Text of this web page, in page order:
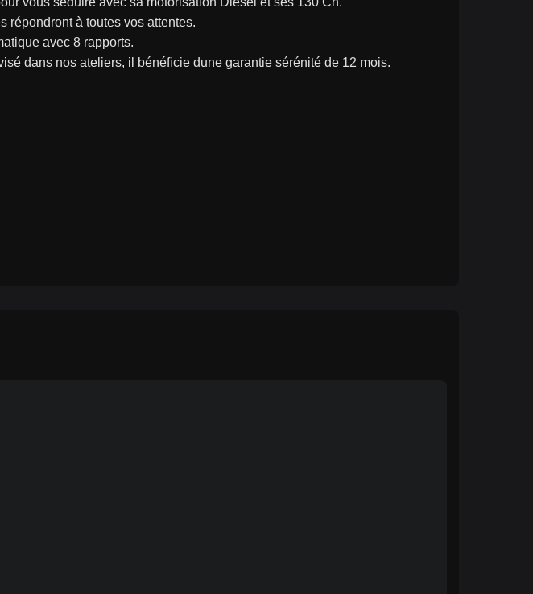
répondront à toutes vos attentes.
avec 8 rapports.
dans nos ateliers, il bénéficie dune garantie sérénité de 12 mois.